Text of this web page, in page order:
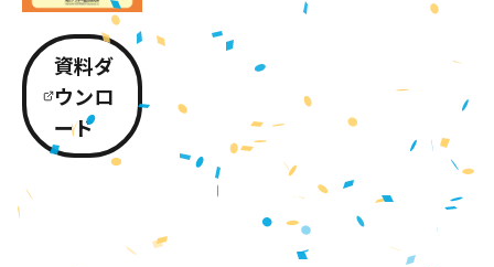
資料ダ
ウンロ
ード